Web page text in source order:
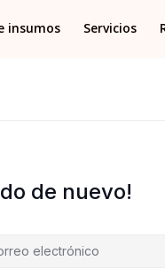
insumos Servicios
de nuevo!